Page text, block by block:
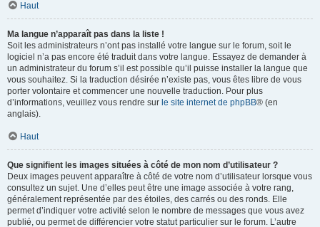
Haut
Ma langue n’apparaît pas dans la liste !
Soit les administrateurs n’ont pas installé votre langue sur le forum, soit le
logiciel n’a pas encore été traduit dans votre langue. Essayez de demander à
un administrateur du forum s’il est possible qu’il puisse installer la langue que
vous souhaitez. Si la traduction désirée n’existe pas, vous êtes libre de vous
porter volontaire et commencer une nouvelle traduction. Pour plus
d’informations, veuillez vous rendre sur le site internet de phpBB® (en
anglais).
Haut
Que signifient les images situées à côté de mon nom d’utilisateur ?
Deux images peuvent apparaître à côté de votre nom d’utilisateur lorsque vous
consultez un sujet. Une d’elles peut être une image associée à votre rang,
généralement représentée par des étoiles, des carrés ou des ronds. Elle
permet d’indiquer votre activité selon le nombre de messages que vous avez
publié, ou permet de différencier votre statut particulier sur le forum. L’autre